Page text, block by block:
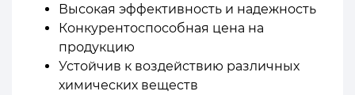
Высокая эффективность и надежность
Конкурентоспособная цена на
продукцию
Устойчив к воздействию различных
химических веществ